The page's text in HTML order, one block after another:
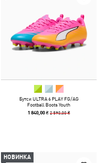
Бутси ULTRA 6 PLAY FG/AG
Football Boots Youth
1 840,00 ₴2 590,00 ₴
НОВИНКА